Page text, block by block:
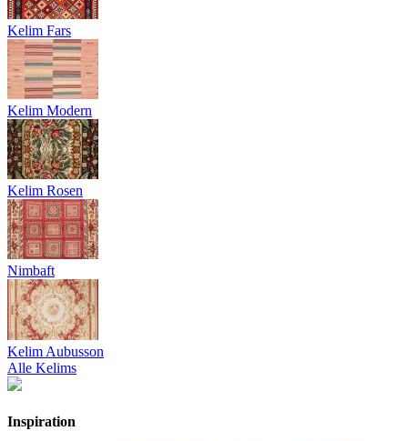
Kelim Fars
Kelim Modern
Kelim Rosen
Nimbaft
Kelim Aubusson
Alle Kelims
Inspiration